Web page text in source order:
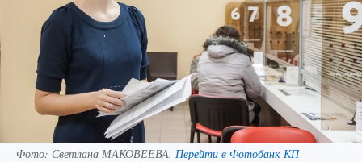
Фото: Светлана МАКОВЕЕВА. Перейти в Фотобанк КП